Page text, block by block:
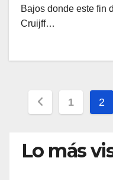
Bajos donde este fin
Cruijff…
entradas
1 2
Lo más